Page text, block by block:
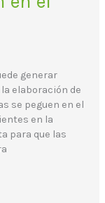
generar
elaboración de
se peguen en el
en la
para que las